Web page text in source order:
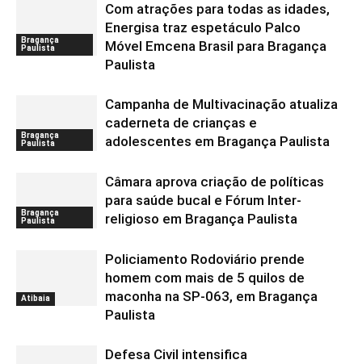
Bragança
Paulista
Com atrações para todas as idades,
Energisa traz espetáculo Palco
Móvel Emcena Brasil para Bragança
Paulista
Bragança
Paulista
Campanha de Multivacinação atualiza
caderneta de crianças e
adolescentes em Bragança Paulista
Bragança
Paulista
Câmara aprova criação de políticas
para saúde bucal e Fórum Inter-
religioso em Bragança Paulista
Atibaia
Policiamento Rodoviário prende
homem com mais de 5 quilos de
maconha na SP-063, em Bragança
Paulista
Defesa Civil intensifica